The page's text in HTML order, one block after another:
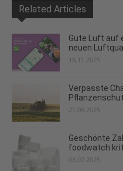
Related Articles
Gute Luft auf
neuen
18.11.2025
Verpasste
21.08.2025
Geschönte
foodwatch
03.07.2025